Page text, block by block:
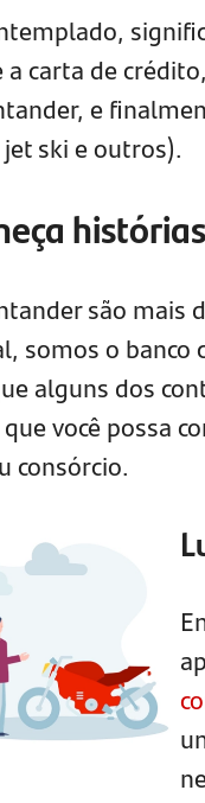
a carta de
e
ski e outros).
são mais
somos o
alguns dos
você possa
consórcio.